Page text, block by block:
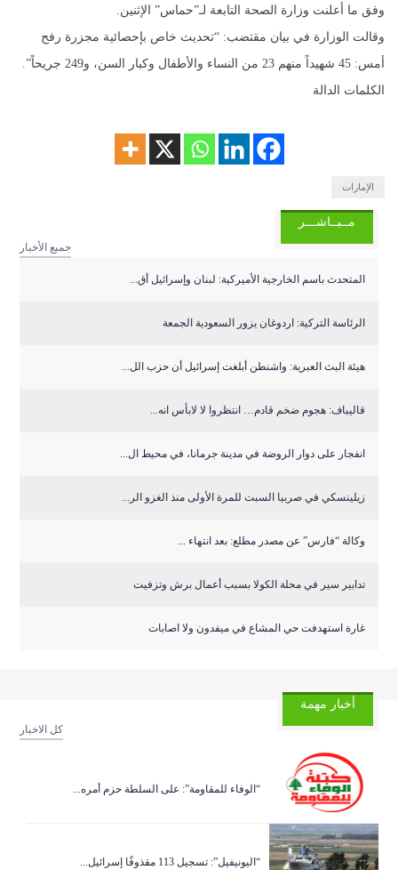
وفق ما أعلنت وزارة الصحة التابعة لـ”حماس” الإثنين.
وقالت الوزارة في بيان مقتضب: “تحديث خاص بإحصائية مجزرة رفح
أمس: 45 شهيداً منهم 23 من النساء والأطفال وكبار السن، و249 جريحاً”.
الكلمات الدالة
الإمارات
مــبــاشـــر
جميع الأخبار
المتحدث باسم الخارجية الأميركية: لبنان وإسرائيل أق...
الرئاسة التركية: اردوغان يزور السعودية الجمعة
هيئة البث العبرية: واشنطن أبلغت إسرائيل أن حزب الل...
قاليباف: هجوم ضخم قادم… انتظروا لا لابأس انه...
انفجار على دوار الروضة في مدينة جرمانا، في محيط ال...
زيلينسكي في صربيا السبت للمرة الأولى منذ الغزو الر...
وكالة “فارس” عن مصدر مطلع: بعد انتهاء ...
تدابير سير في محلة الكولا بسبب أعمال برش وتزفيت
غارة استهدفت حي المشاع في ميفدون ولا اصابات
أخبار مهمة
كل الاخبار
“الوفاء للمقاومة”: على السلطة حزم أمره...
“اليونيفيل”: تسجيل 113 مقذوفًا إسرائيل...